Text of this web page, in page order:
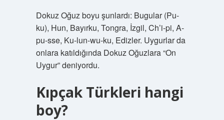
Dokuz Oğuz boyu şunlardı: Bugular (Pu-
ku), Hun, Bayırku, Tongra, İzgil, Ch’i-pi, A-
pu-sse, Ku-lun-wu-ku, Edizler. Uygurlar da
onlara katıldığında Dokuz Oğuzlara “On
Uygur” deniyordu.
Kıpçak Türkleri hangi
boy?